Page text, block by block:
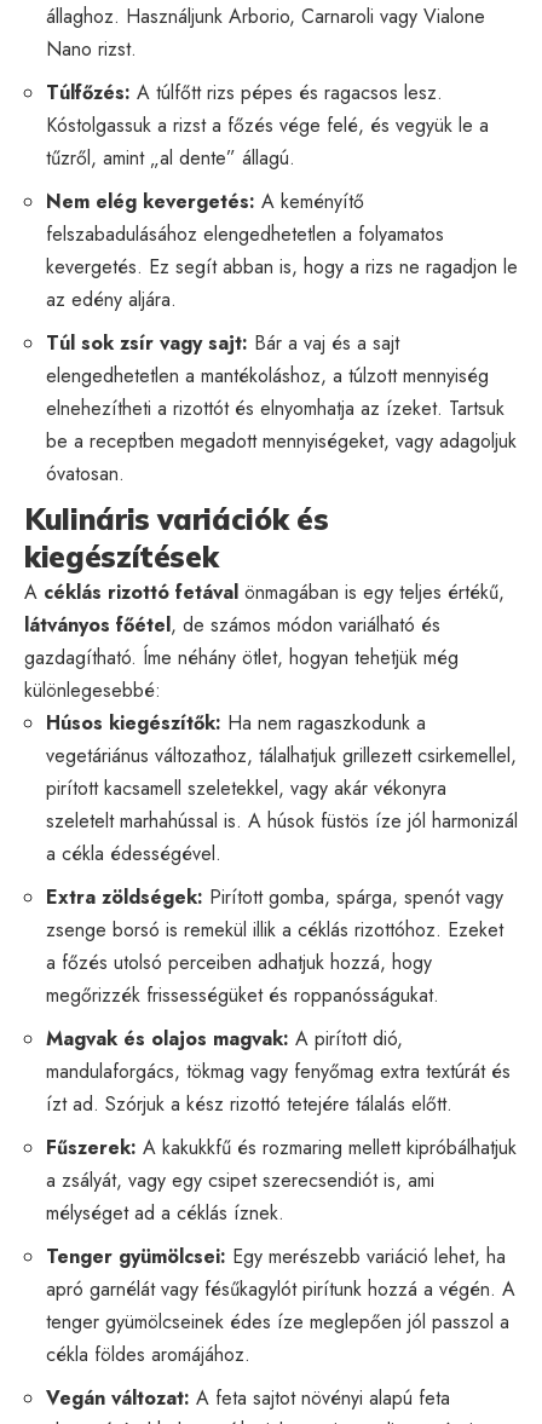
állaghoz. Használjunk Arborio, Carnaroli vagy Vialone
Nano rizst.
Túlfőzés: A túlfőtt rizs pépes és ragacsos lesz.
Kóstolgassuk a rizst a főzés vége felé, és vegyük le a
tűzről, amint „al dente” állagú.
Nem elég kevergetés: A keményítő
felszabadulásához elengedhetetlen a folyamatos
kevergetés. Ez segít abban is, hogy a rizs ne ragadjon le
az edény aljára.
Túl sok zsír vagy sajt: Bár a vaj és a sajt
elengedhetetlen a mantékoláshoz, a túlzott mennyiség
elnehezítheti a rizottót és elnyomhatja az ízeket. Tartsuk
be a receptben megadott mennyiségeket, vagy adagoljuk
óvatosan.
Kulináris variációk és
kiegészítések
A céklás rizottó fetával önmagában is egy teljes értékű,
látványos főétel, de számos módon variálható és
gazdagítható. Íme néhány ötlet, hogyan tehetjük még
különlegesebbé:
Húsos kiegészítők: Ha nem ragaszkodunk a
vegetáriánus változathoz, tálalhatjuk grillezett csirkemellel,
pirított kacsamell szeletekkel, vagy akár vékonyra
szeletelt marhahússal is. A húsok füstös íze jól harmonizál
a cékla édességével.
Extra zöldségek: Pirított gomba, spárga, spenót vagy
zsenge borsó is remekül illik a céklás rizottóhoz. Ezeket
a főzés utolsó perceiben adhatjuk hozzá, hogy
megőrizzék frissességüket és roppanósságukat.
Magvak és olajos magvak: A pirított dió,
mandulaforgács, tökmag vagy fenyőmag extra textúrát és
ízt ad. Szórjuk a kész rizottó tetejére tálalás előtt.
Fűszerek: A kakukkfű és rozmaring mellett kipróbálhatjuk
a zsályát, vagy egy csipet szerecsendiót is, ami
mélységet ad a céklás íznek.
Tenger gyümölcsei: Egy merészebb variáció lehet, ha
apró garnélát vagy fésűkagylót pirítunk hozzá a végén. A
tenger gyümölcseinek édes íze meglepően jól passzol a
cékla földes aromájához.
Vegán változat: A feta sajtot növényi alapú feta